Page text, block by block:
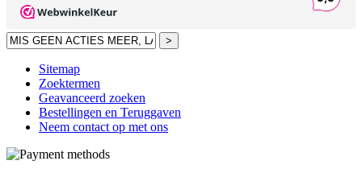
>
Sitemap
Zoektermen
Geavanceerd zoeken
Bestellingen en Teruggaven
Neem contact op met ons